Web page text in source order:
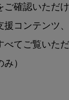
ご確認いただ
援コンテンツ
べてご覧いただ
み）